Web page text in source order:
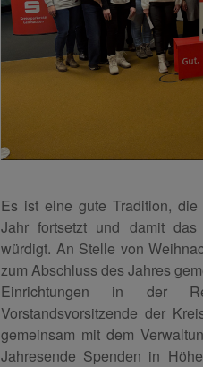
Es ist eine gute Tradition,
Jahr fortsetzt und damit das
würdigt. An Stelle von
zum Abschluss des Jahres
Einrichtungen in der
Vorstandsvorsitzende der
gemeinsam mit dem
Jahresende Spenden in